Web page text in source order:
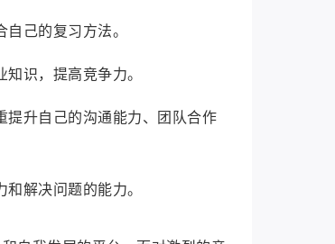
己的复习方法。
识，提高竞争力。
升自己的沟通能力、团队合作
解决问题的能力。